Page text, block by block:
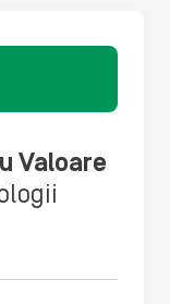
Valoare